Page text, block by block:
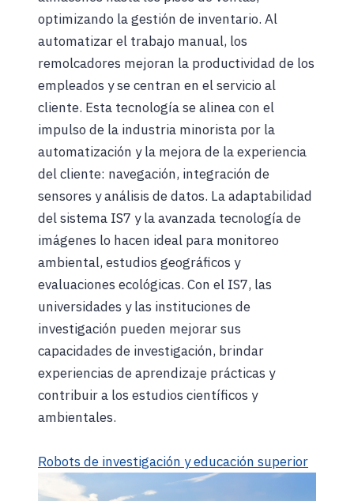
optimizando la gestión de inventario. Al
automatizar el trabajo manual, los
remolcadores mejoran la productividad de los
empleados y se centran en el servicio al
cliente. Esta tecnología se alinea con el
impulso de la industria minorista por la
automatización y la mejora de la experiencia
del cliente: navegación, integración de
sensores y análisis de datos. La adaptabilidad
del sistema IS7 y la avanzada tecnología de
imágenes lo hacen ideal para monitoreo
ambiental, estudios geográficos y
evaluaciones ecológicas. Con el IS7, las
universidades y las instituciones de
investigación pueden mejorar sus
capacidades de investigación, brindar
experiencias de aprendizaje prácticas y
contribuir a los estudios científicos y
ambientales.
Robots de investigación y educación superior